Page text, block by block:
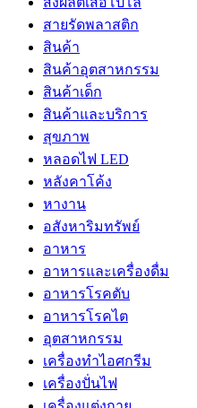
สายรัดพลาสติก
สินค้า
สินค้าอุตสาหกรรม
สินค้าเด็ก
สินค้าและบริการ
สุขภาพ
หลอดไฟ LED
หลังคาโค้ง
หางาน
อสังหาริมทรัพย์
อาหาร
อาหารและเครื่องดื่ม
อาหารโรคตับ
อาหารโรคไต
อุตสาหกรรม
เครื่องทำไอศกรีม
เครื่องปั่นไฟ